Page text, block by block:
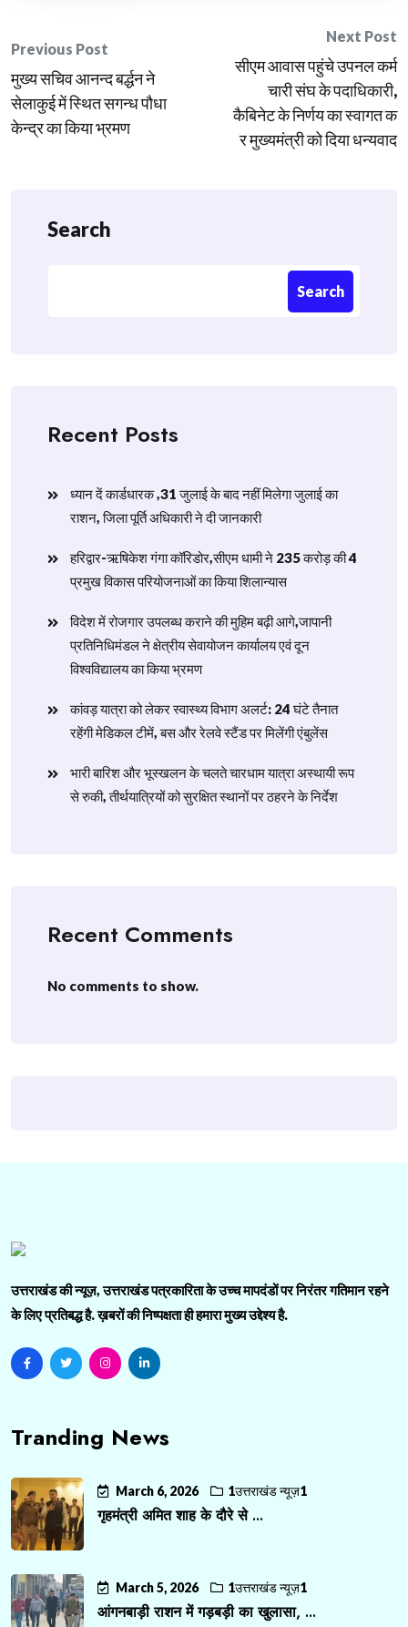
Post
navigation
Previous Post
मुख्य सचिव आनन्द बर्द्धन ने
सेलाकुई में स्थित सगन्ध पौधा
केन्द्र का किया भ्रमण
Next Post
सीएम आवास पहुंचे उपनल कर्म
चारी संघ के पदाधिकारी,
कैबिनेट के निर्णय का स्वागत क
र मुख्यमंत्री को दिया धन्यवाद
Search
Search
Recent Posts
ध्यान दें कार्डधारक ,31 जुलाई के बाद नहीं मिलेगा जुलाई का
राशन, जिला पूर्ति अधिकारी ने दी जानकारी
हरिद्वार-ऋषिकेश गंगा कॉरिडोर,सीएम धामी ने 235 करोड़ की 4
प्रमुख विकास परियोजनाओं का किया शिलान्यास
विदेश में रोजगार उपलब्ध कराने की मुहिम बढ़ी आगे,जापानी
प्रतिनिधिमंडल ने क्षेत्रीय सेवायोजन कार्यालय एवं दून
विश्वविद्यालय का किया भ्रमण
​कांवड़ यात्रा को लेकर स्वास्थ्य विभाग अलर्ट: 24 घंटे तैनात
रहेंगी मेडिकल टीमें, बस और रेलवे स्टैंड पर मिलेंगी एंबुलेंस
​भारी बारिश और भूस्खलन के चलते चारधाम यात्रा अस्थायी रूप
से रुकी, तीर्थयात्रियों को सुरक्षित स्थानों पर ठहरने के निर्देश
Recent Comments
No comments to show.
उत्तराखंड की न्यूज़, उत्तराखंड पत्रकारिता के उच्च मापदंडों पर निरंतर गतिमान रहने
के लिए प्रतिबद्ध है. ख़बरों की निष्पक्षता ही हमारा मुख्य उद्देश्य है.
Tranding News
March 6, 2026 1उत्तराखंड न्यूज़1
गृहमंत्री अमित शाह के दौरे से ...
March 5, 2026 1उत्तराखंड न्यूज़1
आंगनबाड़ी राशन में गड़बड़ी का खुलासा, ...